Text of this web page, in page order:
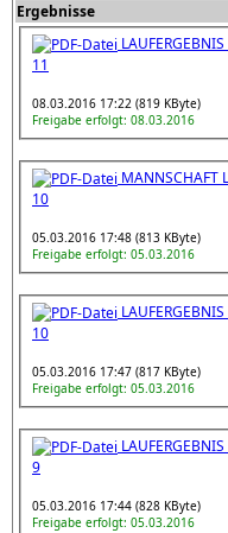
Ergebnisse
11
08.03.2016 17:22 (819 KByte)
Freigabe erfolgt: 08.03.2016
MANNSCHAFT
10
05.03.2016 17:48 (813 KByte)
Freigabe erfolgt: 05.03.2016
10
05.03.2016 17:47 (817 KByte)
Freigabe erfolgt: 05.03.2016
9
05.03.2016 17:44 (828 KByte)
Freigabe erfolgt: 05.03.2016